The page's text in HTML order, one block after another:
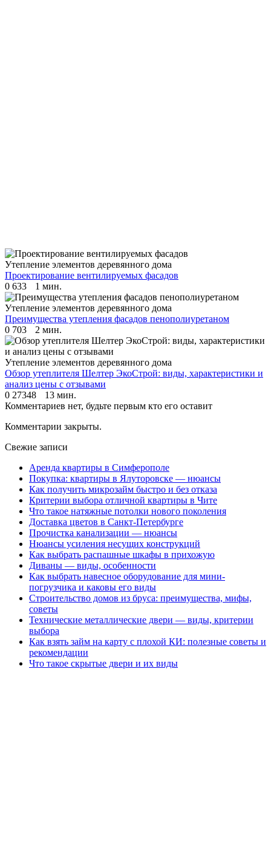
Утепление элементов деревянного дома
Проектирование вентилируемых фасадов
0 633 1 мин.
Утепление элементов деревянного дома
Преимущества утепления фасадов пенополиуретаном
0 703 2 мин.
Утепление элементов деревянного дома
Обзор утеплителя Шелтер ЭкоСтрой: виды, характеристики и
анализ цены с отзывами
0 27348
13 мин.
Комментариев нет, будьте первым кто его оставит
Комментарии закрыты.
Свежие записи
Аренда квартиры в Симферополе
Покупка: квартиры в Ялуторовске — нюансы
Как получить микрозайм быстро и без отказа
Критерии выбора отличной квартиры в Чите
Что такое натяжные потолки нового поколения
Доставка цветов в Санкт-Петербурге
Прочистка канализации — нюансы
Нюансы усиления несущих конструкций
Как выбрать распашные шкафы в прихожую
Диваны — виды, особенности
Как выбрать навесное оборудование для мини-
погрузчика и каковы его виды
Строительство домов из бруса: преимущества, мифы,
советы
Технические металлические двери — виды, критерии
выбора
Как взять займ на карту с плохой КИ: полезные советы и
рекомендации
Что такое скрытые двери и их виды